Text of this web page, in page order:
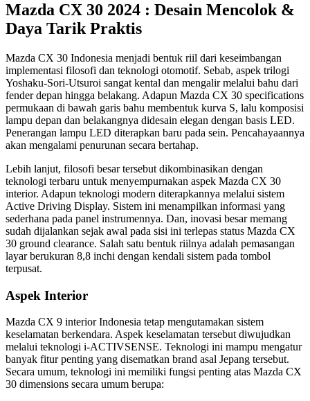
Mazda CX 30 2024 : Desain Mencolok &
Daya Tarik Praktis
Mazda CX 30 Indonesia menjadi bentuk riil dari keseimbangan
implementasi filosofi dan teknologi otomotif. Sebab, aspek trilogi
Yoshaku-Sori-Utsuroi sangat kental dan mengalir melalui bahu dari
fender depan hingga belakang. Adapun Mazda CX 30 specifications
permukaan di bawah garis bahu membentuk kurva S, lalu komposisi
lampu depan dan belakangnya didesain elegan dengan basis LED.
Penerangan lampu LED diterapkan baru pada sein. Pencahayaannya
akan mengalami penurunan secara bertahap.
Lebih lanjut, filosofi besar tersebut dikombinasikan dengan
teknologi terbaru untuk menyempurnakan aspek Mazda CX 30
interior. Adapun teknologi modern diterapkannya melalui sistem
Active Driving Display. Sistem ini menampilkan informasi yang
sederhana pada panel instrumennya. Dan, inovasi besar memang
sudah dijalankan sejak awal pada sisi ini terlepas status Mazda CX
30 ground clearance. Salah satu bentuk riilnya adalah pemasangan
layar berukuran 8,8 inchi dengan kendali sistem pada tombol
terpusat.
Aspek Interior
Mazda CX 9 interior Indonesia tetap mengutamakan sistem
keselamatan berkendara. Aspek keselamatan tersebut diwujudkan
melalui teknologi i-ACTIVSENSE. Teknologi ini mampu mengatur
banyak fitur penting yang disematkan brand asal Jepang tersebut.
Secara umum, teknologi ini memiliki fungsi penting atas Mazda CX
30 dimensions secara umum berupa: